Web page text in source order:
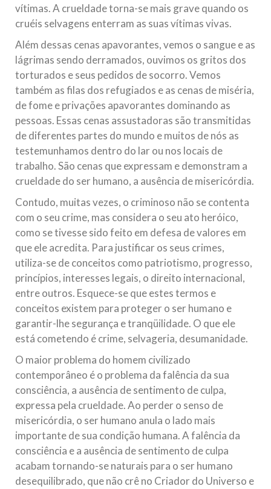
vítimas. A crueldade torna-se mais grave quando os
cruéis selvagens enterram as suas vítimas vivas.
Além dessas cenas apavorantes, vemos o sangue e as
lágrimas sendo derramados, ouvimos os gritos dos
torturados e seus pedidos de socorro. Vemos
também as filas dos refugiados e as cenas de miséria,
de fome e privações apavorantes dominando as
pessoas. Essas cenas assustadoras são transmitidas
de diferentes partes do mundo e muitos de nós as
testemunhamos dentro do lar ou nos locais de
trabalho. São cenas que expressam e demonstram a
crueldade do ser humano, a ausência de misericórdia.
Contudo, muitas vezes, o criminoso não se contenta
com o seu crime, mas considera o seu ato heróico,
como se tivesse sido feito em defesa de valores em
que ele acredita. Para justificar os seus crimes,
utiliza-se de conceitos como patriotismo, progresso,
princípios, interesses legais, o direito internacional,
entre outros. Esquece-se que estes termos e
conceitos existem para proteger o ser humano e
garantir-lhe segurança e tranqüilidade. O que ele
está cometendo é crime, selvageria, desumanidade.
O maior problema do homem civilizado
contemporâneo é o problema da falência da sua
consciência, a ausência de sentimento de culpa,
expressa pela crueldade. Ao perder o senso de
misericórdia, o ser humano anula o lado mais
importante de sua condição humana. A falência da
consciência e a ausência de sentimento de culpa
acabam tornando-se naturais para o ser humano
desequilibrado, que não crê no Criador do Universo e